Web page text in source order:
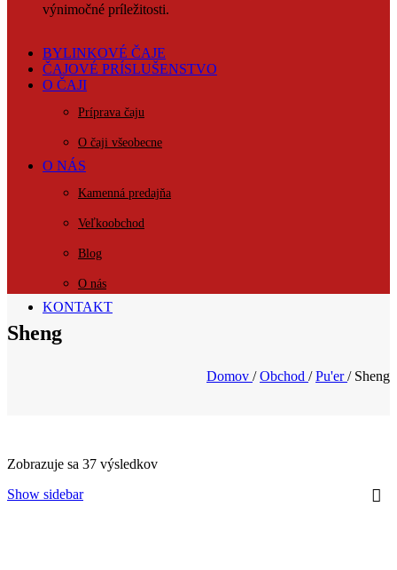
výnimočné príležitosti.
BYLINKOVÉ ČAJE
ČAJOVÉ PRÍSLUŠENSTVO
O ČAJI
Príprava čaju
O čaji všeobecne
O NÁS
Kamenná predajňa
Veľkoobchod
Blog
O nás
KONTAKT
Sheng
Domov / Obchod / Pu'er/ Sheng
Zobrazuje sa 37 výsledkov
Show sidebar